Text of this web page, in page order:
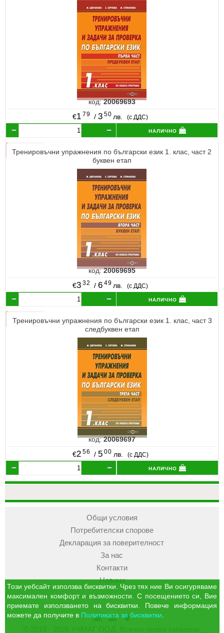
код:20069693
€1 79 / 3 50 лв. (с ДДС)
налично
Тренировъчни упражнения по български език 1. клас, част 2
буквен етап
код:20069695
€3 32 / 6 49 лв. (с ДДС)
налично
Тренировъчни упражнения по български език 1. клас, част 3
следбуквен етап
код:20069697
€2 56 / 5 00 лв. (с ДДС)
налично
Общи условия
Потребителски спорове
Декларация за поверителност
За нас
Контакти
Новини
УЧМАГКошница
Профил
Този уебсайт използва бисквитки. Чрез тях ние Ви осигуряваме
максимален комфорт и възможности. С посещението си, Вие
приемате използването на бисквитки. Повече информация
можете да получите в Политиката за бисквитки.